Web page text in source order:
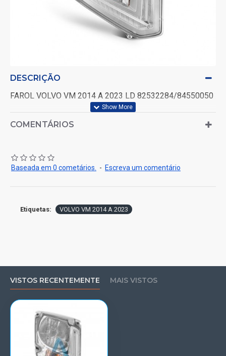
DESCRIÇÃO
FAROL VOLVO VM 2014 A 2023 LD 82532284/84550050
COMENTÁRIOS
Baseada em 0 cometários. - Escreva um comentário
Etiquetas: VOLVO VM 2014 A 2023
VISTOS RECENTEMENTE MAIS VISTOS